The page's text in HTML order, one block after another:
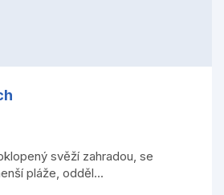
svěží zahradou, se
pláže, odděl...